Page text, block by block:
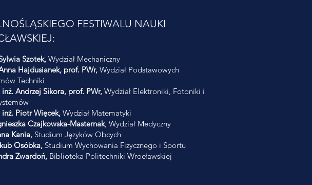
FESTIWALU NAUKI
Szotek, Wydział Mechaniczny
Hajdusianek, prof. PWr, Wydział Podstawowych
Techniki
Andrzej Sikora, prof. PWr, Wydział Elektroniki, Fotoniki i
Piotr Więcek, Wydział Matematyki
Czajkowska-Masternak, Wydział Medyczny
Kania, Studium Języków Obcych
Osóbka, Studium Wychowania Fizycznego i Sportu
Zwardoń, Biblioteka Politechniki Wrocławskiej